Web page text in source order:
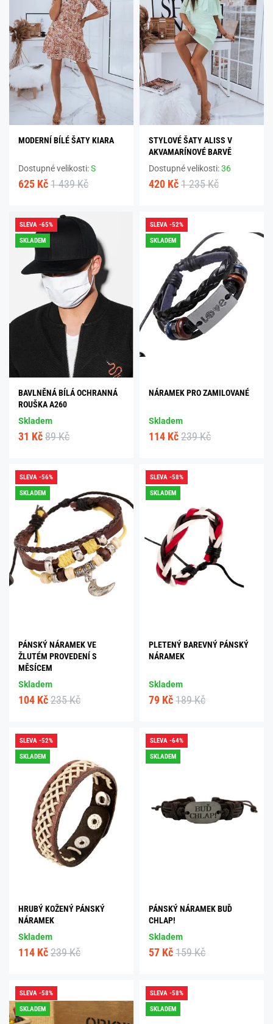
MODERNÍ BÍLÉ ŠATY KIARA
Dostupné velikosti:S
625 Kč 1 439 Kč
STYLOVÉ ŠATY ALISS V
AKVAMARÍNOVÉ BARVĚ
Dostupné velikosti:36
420 Kč 1 235 Kč
SLEVA -65%
SKLADEM
BAVLNĚNÁ BÍLÁ OCHRANNÁ
ROUŠKA A260
Skladem
31 Kč 89 Kč
SLEVA -52%
SKLADEM
NÁRAMEK PRO ZAMILOVANÉ
Skladem
114 Kč 239 Kč
SLEVA -56%
SKLADEM
PÁNSKÝ NÁRAMEK VE
ŽLUTÉM PROVEDENÍ S
MĚSÍCEM
Skladem
104 Kč 235 Kč
SLEVA -58%
SKLADEM
PLETENÝ BAREVNÝ PÁNSKÝ
NÁRAMEK
Skladem
79 Kč 189 Kč
SLEVA -52%
SKLADEM
HRUBÝ KOŽENÝ PÁNSKÝ
NÁRAMEK
Skladem
114 Kč 239 Kč
SLEVA -64%
SKLADEM
PÁNSKÝ NÁRAMEK BUĎ
CHLAP!
Skladem
57 Kč 159 Kč
SLEVA -58%
SKLADEM
SLEVA -58%
SKLADEM